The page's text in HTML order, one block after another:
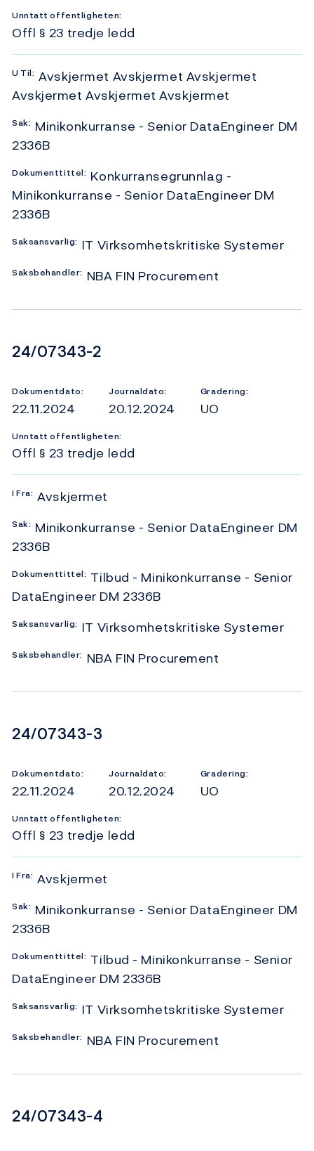
Unntatt offentligheten:
Offl § 23 tredje ledd
U Til: Avskjermet Avskjermet Avskjermet
Avskjermet Avskjermet Avskjermet
Sak: Minikonkurranse - Senior DataEngineer DM
2336B
Dokumenttittel: Konkurransegrunnlag -
Minikonkurranse - Senior DataEngineer DM
2336B
Saksansvarlig: IT Virksomhetskritiske Systemer
Saksbehandler: NBA FIN Procurement
Dokumentnummer
24/07343-2
Dokumentdato:
22.11.2024
Journaldato:
20.12.2024
Gradering:
UO
Unntatt offentligheten:
Offl § 23 tredje ledd
I Fra: Avskjermet
Sak: Minikonkurranse - Senior DataEngineer DM
2336B
Dokumenttittel: Tilbud - Minikonkurranse - Senior
DataEngineer DM 2336B
Saksansvarlig: IT Virksomhetskritiske Systemer
Saksbehandler: NBA FIN Procurement
Dokumentnummer
24/07343-3
Dokumentdato:
22.11.2024
Journaldato:
20.12.2024
Gradering:
UO
Unntatt offentligheten:
Offl § 23 tredje ledd
I Fra: Avskjermet
Sak: Minikonkurranse - Senior DataEngineer DM
2336B
Dokumenttittel: Tilbud - Minikonkurranse - Senior
DataEngineer DM 2336B
Saksansvarlig: IT Virksomhetskritiske Systemer
Saksbehandler: NBA FIN Procurement
Dokumentnummer
24/07343-4